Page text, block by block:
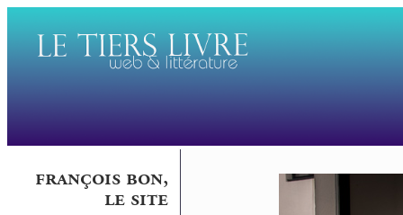
françois bon,
le site